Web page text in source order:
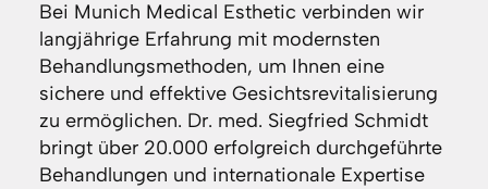
Bei Munich Medical Esthetic verbinden wir
langjährige Erfahrung mit modernsten
Behandlungsmethoden, um Ihnen eine
sichere und effektive Gesichtsrevitalisierung
zu ermöglichen. Dr. med. Siegfried Schmidt
bringt über 20.000 erfolgreich durchgeführte
Behandlungen und internationale Expertise